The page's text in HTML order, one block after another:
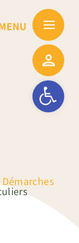
Ouvrir la
Démarches